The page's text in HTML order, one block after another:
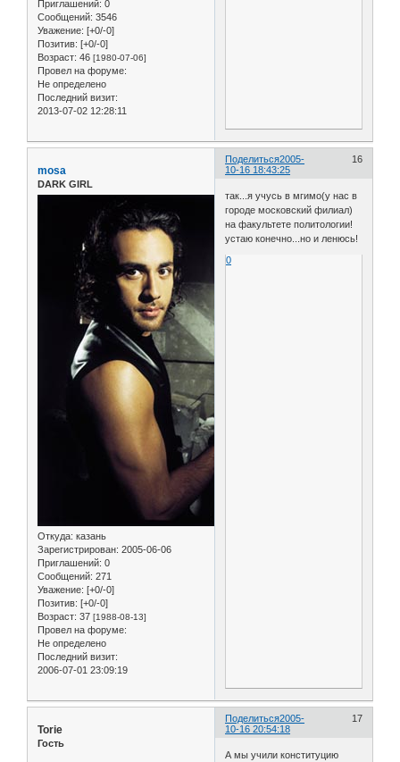
Приглашений: 0
Сообщений: 3546
Уважение: [+0/-0]
Позитив: [+0/-0]
Возраст: 46 [1980-07-06]
Провел на форуме:
Не определено
Последний визит:
2013-07-02 12:28:11
Поделиться 16
2005-
10-16 18:43:25
mosa
DARK GIRL
Откуда: казань
Зарегистрирован: 2005-06-06
Приглашений: 0
Сообщений: 271
Уважение: [+0/-0]
Позитив: [+0/-0]
Возраст: 37 [1988-08-13]
Провел на форуме:
Не определено
Последний визит:
2006-07-01 23:09:19
так...я учусь в мгимо(у нас в
городе московский филиал)
на факультете политологии!
устаю конечно...но и ленюсь!
0
Поделиться 17
2005-
10-16 20:54:18
Torie
Гость
А мы учили конституцию